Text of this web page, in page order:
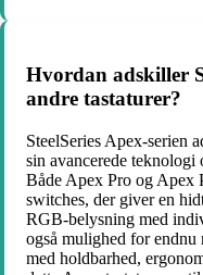
Hvordan adskiller
andre tastaturer?
SteelSeries Apex-serien
sin avancerede teknologi
Både Apex Pro og Apex
switches, der giver en
RGB-belysning med
også mulighed for
med holdbarhed,